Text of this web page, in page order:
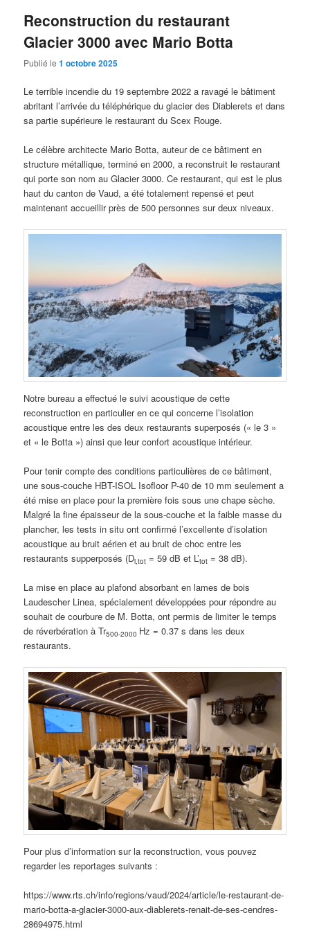
Reconstruction du restaurant
Glacier 3000 avec Mario Botta
Publié le1 octobre 2025
Le terrible incendie du 19 septembre 2022 a ravagé le bâtiment
abritant l’arrivée du téléphérique du glacier des Diablerets et dans
sa partie supérieure le restaurant du Scex Rouge.
Le célèbre architecte Mario Botta, auteur de ce bâtiment en
structure métallique, terminé en 2000, a reconstruit le restaurant
qui porte son nom au Glacier 3000. Ce restaurant, qui est le plus
haut du canton de Vaud, a été totalement repensé et peut
maintenant accueillir près de 500 personnes sur deux niveaux.
Notre bureau a effectué le suivi acoustique de cette
reconstruction en particulier en ce qui concerne l’isolation
acoustique entre les des deux restaurants superposés (« le 3 »
et « le Botta ») ainsi que leur confort acoustique intérieur.
Pour tenir compte des conditions particulières de ce bâtiment,
une sous-couche HBT-ISOL Isofloor P-40 de 10 mm seulement a
été mise en place pour la première fois sous une chape sèche.
Malgré la fine épaisseur de la sous-couche et la faible masse du
plancher, les tests in situ ont confirmé l’excellente d’isolation
acoustique au bruit aérien et au bruit de choc entre les
restaurants supperposés (Di,tot = 59 dB et L’tot = 38 dB).
La mise en place au plafond absorbant en lames de bois
Laudescher Linea, spécialement développées pour répondre au
souhait de courbure de M. Botta, ont permis de limiter le temps
de réverbération à Tr500-2000 Hz = 0.37 s dans les deux
restaurants.
Pour plus d’information sur la reconstruction, vous pouvez
regarder les reportages suivants :
https://www.rts.ch/info/regions/vaud/2024/article/le-restaurant-de-
mario-botta-a-glacier-3000-aux-diablerets-renait-de-ses-cendres-
28694975.html